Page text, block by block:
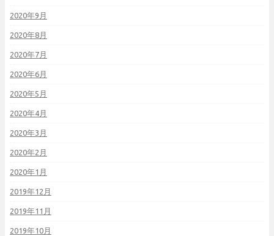
2020年9月
2020年8月
2020年7月
2020年6月
2020年5月
2020年4月
2020年3月
2020年2月
2020年1月
2019年12月
2019年11月
2019年10月